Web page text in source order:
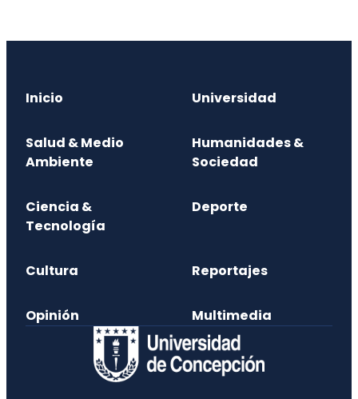
Inicio Universidad
Salud & Medio
Ambiente
Humanidades &
Sociedad
Ciencia &
Tecnología
Deporte
Cultura Reportajes
Opinión Multimedia